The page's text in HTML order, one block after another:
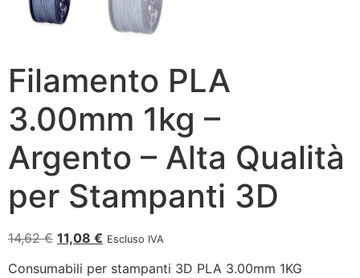
Filamento PLA
3.00mm 1kg –
Argento – Alta Qualità
per Stampanti 3D
14,62€ 11,08 € Escluso IVA
Consumabili per stampanti 3D PLA 3.00mm 1KG